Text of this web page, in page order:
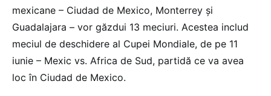
mexicane – Ciudad de Mexico, Monterrey și
Guadalajara – vor găzdui 13 meciuri. Acestea includ
meciul de deschidere al Cupei Mondiale, de pe 11
iunie – Mexic vs. Africa de Sud, partidă ce va avea
loc în Ciudad de Mexico.